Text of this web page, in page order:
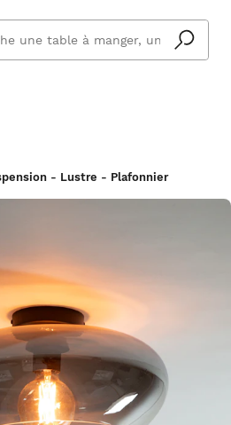
s'adapte
En savoir plus
- Lustre - Plafonnier